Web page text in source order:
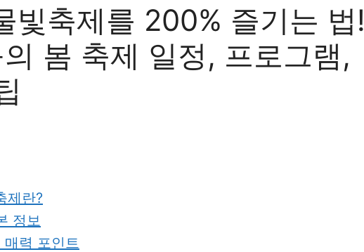
빛축제를 200% 즐기는 법!
봄 축제 일정, 프로그램,
제란?
정보
력 포인트